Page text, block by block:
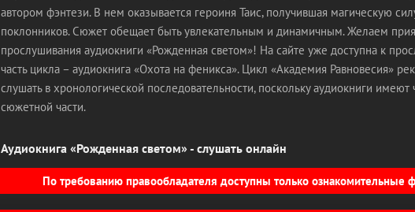
автором фэнтези. В нем оказывается героиня Таис, получившая магическую
поклонников. Сюжет обещает быть увлекательным и динамичным. Желаем
прослушивания аудиокниги «Рожденная светом»! На сайте уже доступна к
часть цикла – аудиокнига «Охота на феникса». Цикл «Академия Равновесия»
слушать в хронологической последовательности, поскольку аудиокниги имеют
сюжетной части.
Аудиокнига «Рожденная светом» - слушать онлайн
По требованию правообладателя доступны только ознакомительные